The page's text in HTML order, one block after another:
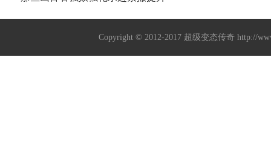
Copyright © 2012-2017 超级变态传奇 http://